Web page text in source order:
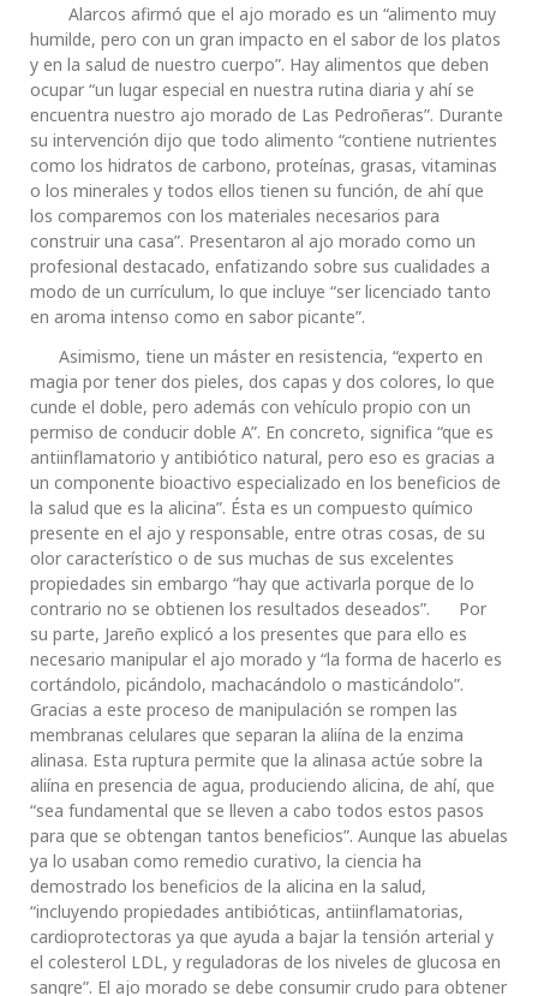
Alarcos afirmó que el ajo morado es un “alimento muy
humilde, pero con un gran impacto en el sabor de los platos
y en la salud de nuestro cuerpo”. Hay alimentos que deben
ocupar “un lugar especial en nuestra rutina diaria y ahí se
encuentra nuestro ajo morado de Las Pedroñeras”. Durante
su intervención dijo que todo alimento “contiene nutrientes
como los hidratos de carbono, proteínas, grasas, vitaminas
o los minerales y todos ellos tienen su función, de ahí que
los comparemos con los materiales necesarios para
construir una casa”. Presentaron al ajo morado como un
profesional destacado, enfatizando sobre sus cualidades a
modo de un currículum, lo que incluye “ser licenciado tanto
en aroma intenso como en sabor picante”.
Asimismo, tiene un máster en resistencia, “experto en
magia por tener dos pieles, dos capas y dos colores, lo que
cunde el doble, pero además con vehículo propio con un
permiso de conducir doble A”. En concreto, significa “que es
antiinflamatorio y antibiótico natural, pero eso es gracias a
un componente bioactivo especializado en los beneficios de
la salud que es la alicina”. Ésta es un compuesto químico
presente en el ajo y responsable, entre otras cosas, de su
olor característico o de sus muchas de sus excelentes
propiedades sin embargo “hay que activarla porque de lo
contrario no se obtienen los resultados deseados”. Por
su parte, Jareño explicó a los presentes que para ello es
necesario manipular el ajo morado y “la forma de hacerlo es
cortándolo, picándolo, machacándolo o masticándolo”.
Gracias a este proceso de manipulación se rompen las
membranas celulares que separan la aliína de la enzima
alinasa. Esta ruptura permite que la alinasa actúe sobre la
aliína en presencia de agua, produciendo alicina, de ahí, que
“sea fundamental que se lleven a cabo todos estos pasos
para que se obtengan tantos beneficios”. Aunque las abuelas
ya lo usaban como remedio curativo, la ciencia ha
demostrado los beneficios de la alicina en la salud,
“incluyendo propiedades antibióticas, antiinflamatorias,
cardioprotectoras ya que ayuda a bajar la tensión arterial y
el colesterol LDL, y reguladoras de los niveles de glucosa en
sangre”. El ajo morado se debe consumir crudo para obtener